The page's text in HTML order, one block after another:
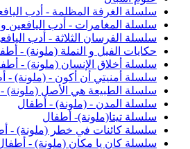
سلسلة الغرفة المظلمة - أدب
سلسلة المغامرات - أدب اليافعين
سلسلة الفرسان الثلاثة - أدب
حكايات الفيل و النملة (ملونة) -
سلسلة أخلاق الإنسان (ملونة) -
سلسلة أمنيتي أن أكون - (ملونة) -
سلسلة الطبيعة هي الأصل (ملونة)
سلسلة المدن - (ملونة) - أطفال
سلسلة تيتا(ملونة)- أطفال
سلسلة كائنات في خطر (ملونة) -
سلسلة كان يا مكان (ملونة) -